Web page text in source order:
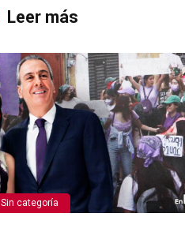
Leer más
Sin categoría